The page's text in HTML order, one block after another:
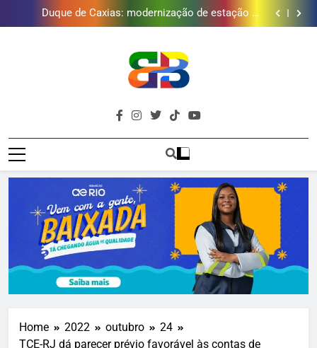
Golfe e fortalece projeto que atende 140 crianças
Duque de Caxias: modernização de estação de
tratamento reforça abastecimento de água
Guanabara tem diversas opções de vinhos para
Lins em Nova Iguaçu neste fim de semana
Japeri renova termo de concessão do Campo de
Golfe e fortalece projeto que atende 140 crianças
Duque de Caxias: modernização de estação de
tratamento reforça abastecimento de água
Guanabara tem diversas opções de vinhos para
presentear o seu pai. Descubra como escolher o que
Gastro Samba reúne Nosso Sentimento e Gustavo
Brava
Baixada
Baixada Fluminense Em Destaque!
Home 2022 outubro
24
TCE-RJ dá parecer prévio favorável às contas de